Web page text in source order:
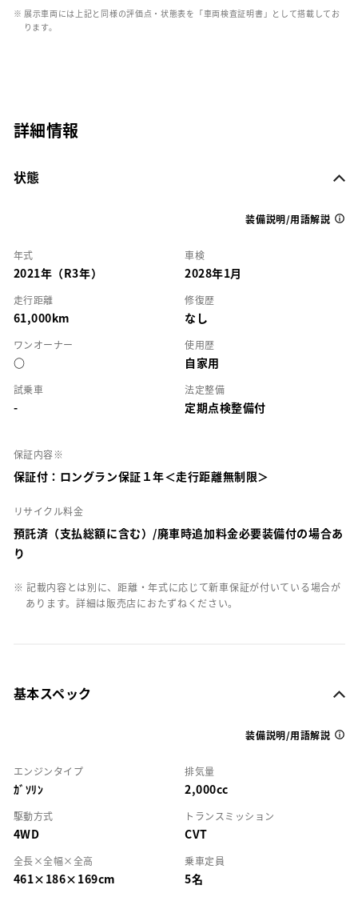
※ 展示車両には上記と同様の評価点・状態表を「車両検査証明書」として搭載してお
ります。
詳細情報
状態
装備説明/用語解説
年式
2021年（R3年）
車検
2028年1月
走行距離
61,000km
修復歴
なし
ワンオーナー
○
使用歴
自家用
試乗車
-
法定整備
定期点検整備付
保証内容※
保証付：ロングラン保証１年＜走行距離無制限＞
リサイクル料金
預託済（支払総額に含む）/廃車時追加料金必要装備付の場合あ
り
※ 記載内容とは別に、距離・年式に応じて新車保証が付いている場合が
あります。詳細は販売店におたずねください。
基本スペック
装備説明/用語解説
エンジンタイプ
ｶﾞｿﾘﾝ
排気量
2,000cc
駆動方式
4WD
トランスミッション
CVT
全長×全幅×全高
461×186×169cm
乗車定員
5名